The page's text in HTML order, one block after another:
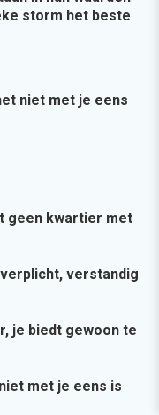
storm het beste
niet met je eens
geen kwartier met
verstandig
je biedt gewoon te
met je eens is